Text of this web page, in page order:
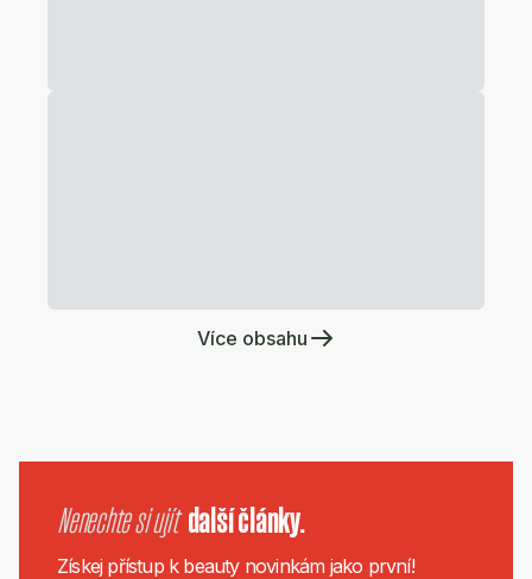
Více obsahu
Nenechte si ujít další články.
Získej přístup k beauty novinkám jako první!